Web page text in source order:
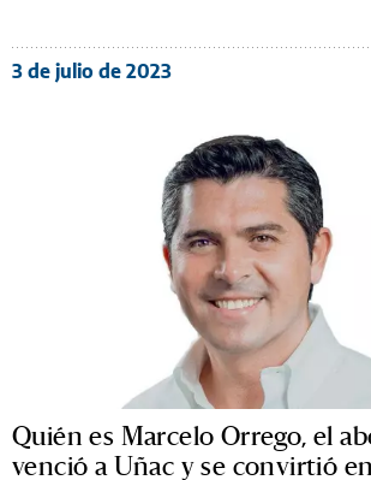
3 de julio de 2023
Quién es Marcelo Orrego, el
venció a Uñac y se convirtió